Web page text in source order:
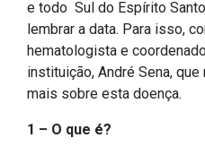
e todo Sul do Espírito
lembrar a data. Para isso,
hematologista e
instituição, André Sena,
mais sobre esta doença.
1 – O que é?